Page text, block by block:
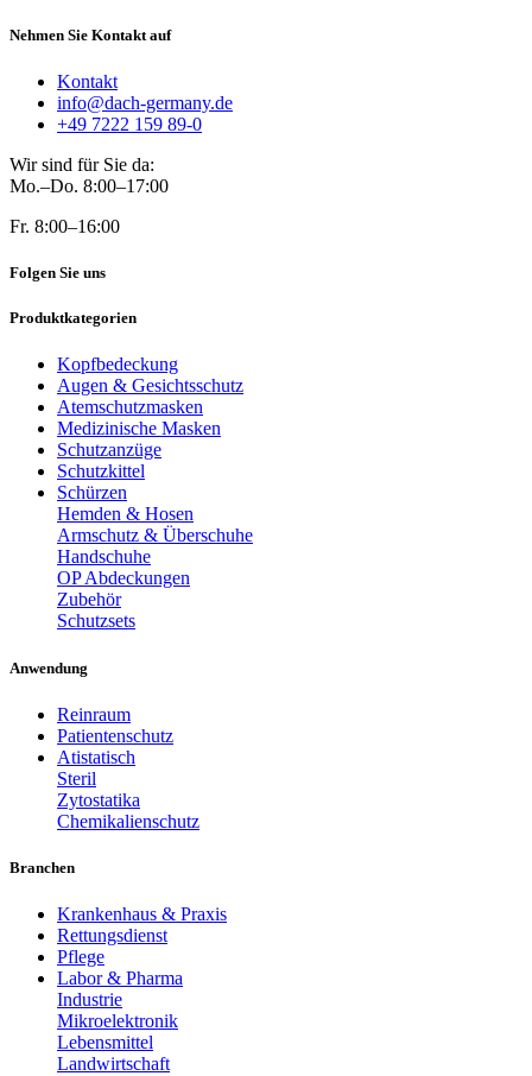
Nehmen Sie Kontakt auf
Kontakt
info@dach-germany.de
+49 7222 159 89-0
Wir sind für Sie da:
Mo.–Do. 8:00–17:00
Fr. 8:00–16:00
Folgen Sie uns
Produktkategorien
Kopfbedeckung
Augen & Gesichtsschutz
Atemschutzmasken
Medizinische Masken
Schutzanzüge
Schutzkittel
Schürzen
Hemden & Hosen
Armschutz & Überschuhe
Handschuhe
OP Abdeckungen
Zubehör
Schutzsets
Anwendung
Reinraum
Patientenschutz
Atistatisch
Steril
Zytostatika
Chemikalienschutz
Branchen
Krankenhaus & Praxis
Rettungsdienst
Pflege
Labor & Pharma
Industrie
Mikroelektronik
Lebensmittel
Landwirtschaft